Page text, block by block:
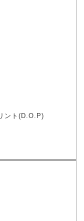
ント(D.O.P)